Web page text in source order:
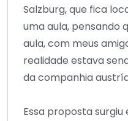
Salzburg, que fica
uma aula, pensando
aula, com meus
realidade estava
da companhia
Essa proposta